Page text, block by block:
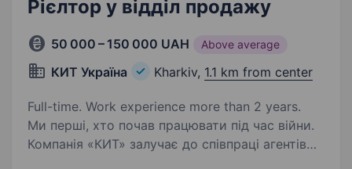
Рієлтор у відділ продажу
50 000 – 150 000 UAH Above average
КИТ Україна Kharkiv, 1.1 km from center
Full-time. Work experience more than 2 years.
Ми перші, хто почав працювати під час війни.
Компанія «КИТ» залучає до співпраці агентів